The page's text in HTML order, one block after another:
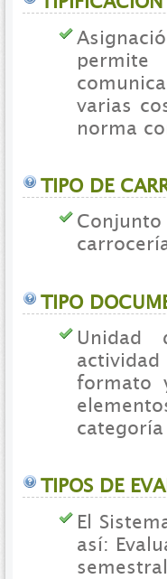
varias
norma
TIPO DE
TIPO
Unidad
formato
TIPOS DE
El
así: